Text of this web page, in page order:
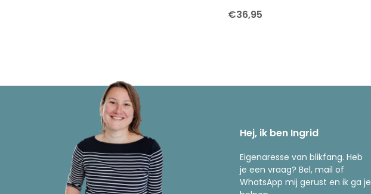
€36,95
Hej, ik ben Ingrid
Eigenaresse van blikfang. Heb
je een vraag? Bel, mail of
WhatsApp mij gerust en ik ga je